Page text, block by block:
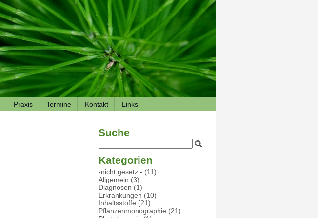
Praxis Termine Kontakt Links
Suche
Kategorien
-nicht gesetzt- (11)
Allgemein (3)
Diagnosen (1)
Erkrankungen (10)
Inhaltsstoffe (21)
Pflanzenmonographie (21)